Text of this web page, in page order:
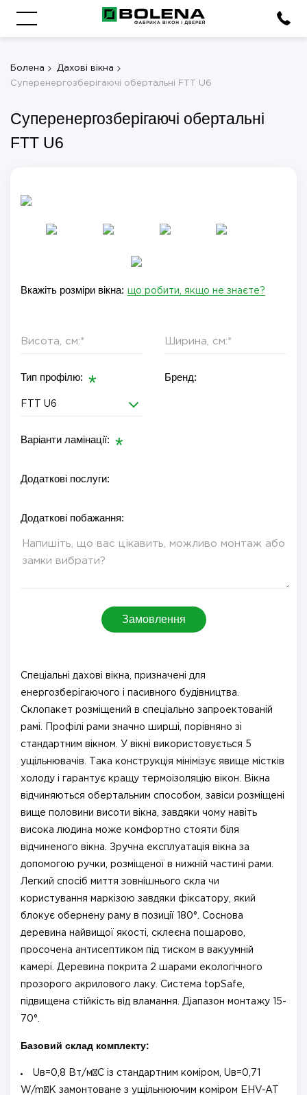
Болена
Дахові вікна
Суперенергозберігаючі обертальні FTT U6
Суперенергозберігаючі обертальні
FTT U6
Вкажіть розміри вікна: що робити, якщо не знаєте?
Тип профілю:
FTT U6
Бренд:
Варіанти ламінації:
Додаткові послуги:
Додаткові побажання:
Замовлення
Спеціальні дахові вікна, призначені для
енергозберігаючого і пасивного будівництва.
Склопакет розміщений в спеціально запроектованій
рамі. Профілі рами значно ширші, порівняно зі
стандартним вікном. У вікні використовується 5
ущільнювачів. Така конструкція мінімізує явище містків
холоду і гарантує кращу термоізоляцію вікон. Вікна
відчиняються обертальним способом, завіси розміщені
вище половини висоти вікна, завдяки чому навіть
висока людина може комфортно стояти біля
відчиненого вікна. Зручна експлуатація вікна за
допомогою ручки, розміщеної в нижній частині рами.
Легкий спосіб миття зовнішнього скла чи
користування маркізою завдяки фіксатору, який
блокує обернену раму в позиції 180°. Соснова
деревина найвищої якості, склеєна пошарово,
просочена антисептиком під тиском в вакуумній
камері. Деревина покрита 2 шарами екологічного
прозорого акрилового лаку. Система topSafe,
підвищена стійкість від вламання. Діапазон монтажу 15-
70°.
Базовий склад комплекту:
Uв=0,8 Вт/м²С із стандартним коміром, Uв=0,71
W/m²K замонтоване з ущільнюючим коміром EHV-AT